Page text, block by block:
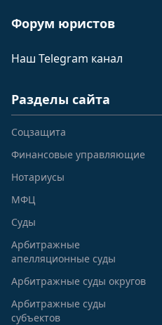
Форум юристов
Наш Telegram канал
Разделы сайта
Соцзащита
Финансовые управляющие
Нотариусы
МФЦ
Суды
Арбитражные
апелляционные суды
Арбитражные суды округов
Арбитражные суды
субъектов